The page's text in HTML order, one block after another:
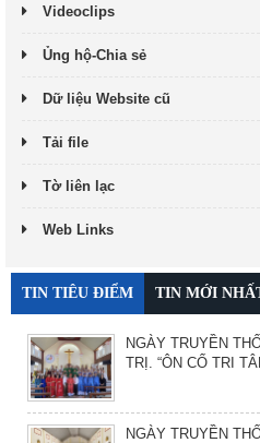
Videoclips
Ủng hộ-Chia sẻ
Dữ liệu Website cũ
Tải file
Tờ liên lạc
Web Links
TIN TIÊU ĐIỂM TIN MỚI
NGÀY TRUYỀN
TRỊ. “ÔN CỐ TRI
NGÀY TRUYỀN